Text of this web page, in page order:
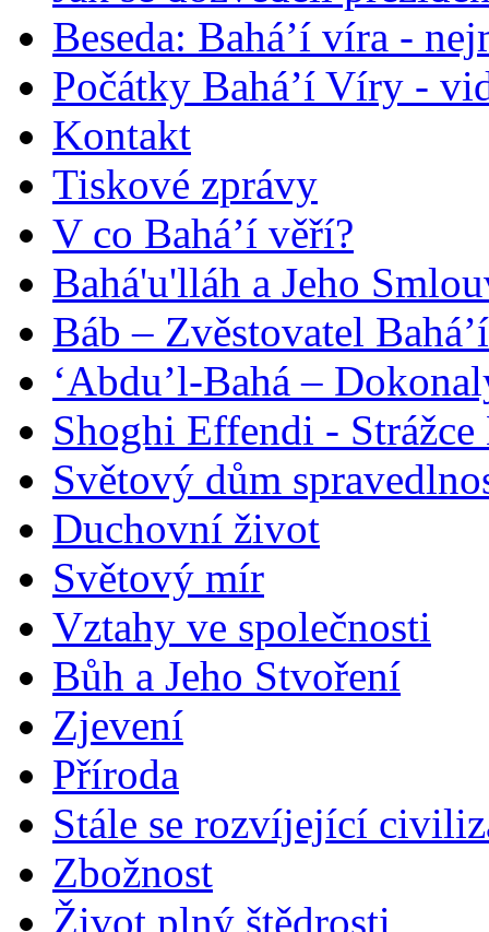
Beseda: Bahá’í víra -
Počátky Bahá’í Víry -
Kontakt
Tiskové zprávy
V co Bahá’í věří?
Bahá'u'lláh a Jeho
Báb – Zvěstovatel
‘Abdu’l-Bahá –
Shoghi Effendi -
Světový dům
Duchovní život
Světový mír
Vztahy ve společnosti
Bůh a Jeho Stvoření
Zjevení
Příroda
Stále se rozvíjející
Zbožnost
Život plný štědrosti